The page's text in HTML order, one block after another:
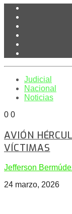
Judicial
Nacional
Noticias
0 0
AVIÓN
VÍCTIMAS
Jefferson
24 marzo, 2026